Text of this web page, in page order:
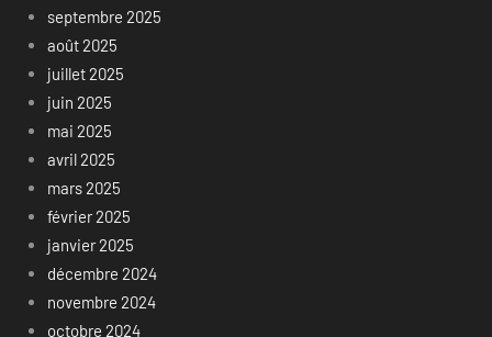
septembre 2025
août 2025
juillet 2025
juin 2025
mai 2025
avril 2025
mars 2025
février 2025
janvier 2025
décembre 2024
novembre 2024
octobre 2024